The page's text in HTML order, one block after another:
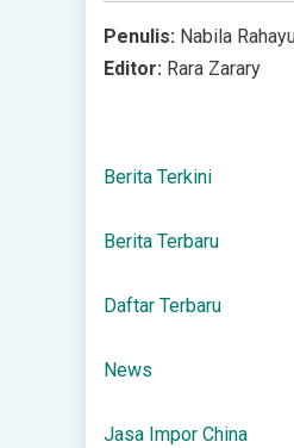
Penulis: Nabila
Editor: Rara Zarary
Berita Terkini
Berita Terbaru
Daftar Terbaru
News
Jasa Impor China